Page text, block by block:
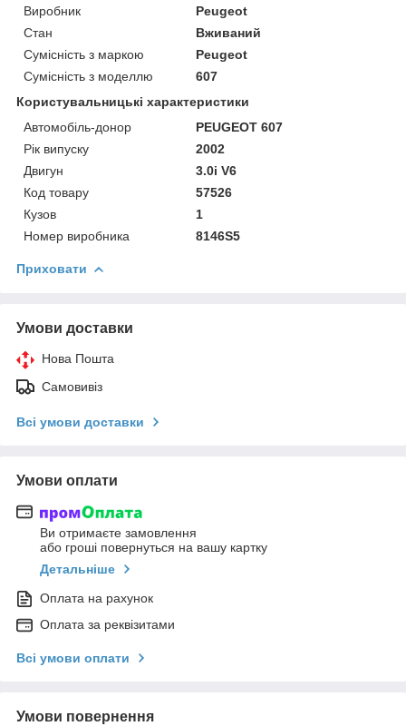
Виробник
Peugeot
Стан
Вживаний
Сумісність з маркою
Peugeot
Сумісність з моделлю
607
Користувальницькі характеристики
Автомобіль-донор
PEUGEOT 607
Рік випуску
2002
Двигун
3.0i V6
Код товару
57526
Кузов
1
Номер виробника
8146S5
Приховати
Умови доставки
Нова Пошта
Самовивіз
Всі умови доставки
Умови оплати
Ви отримаєте замовлення
або гроші повернуться на вашу картку
Детальніше
Оплата на рахунок
Оплата за реквізитами
Всі умови оплати
Умови повернення